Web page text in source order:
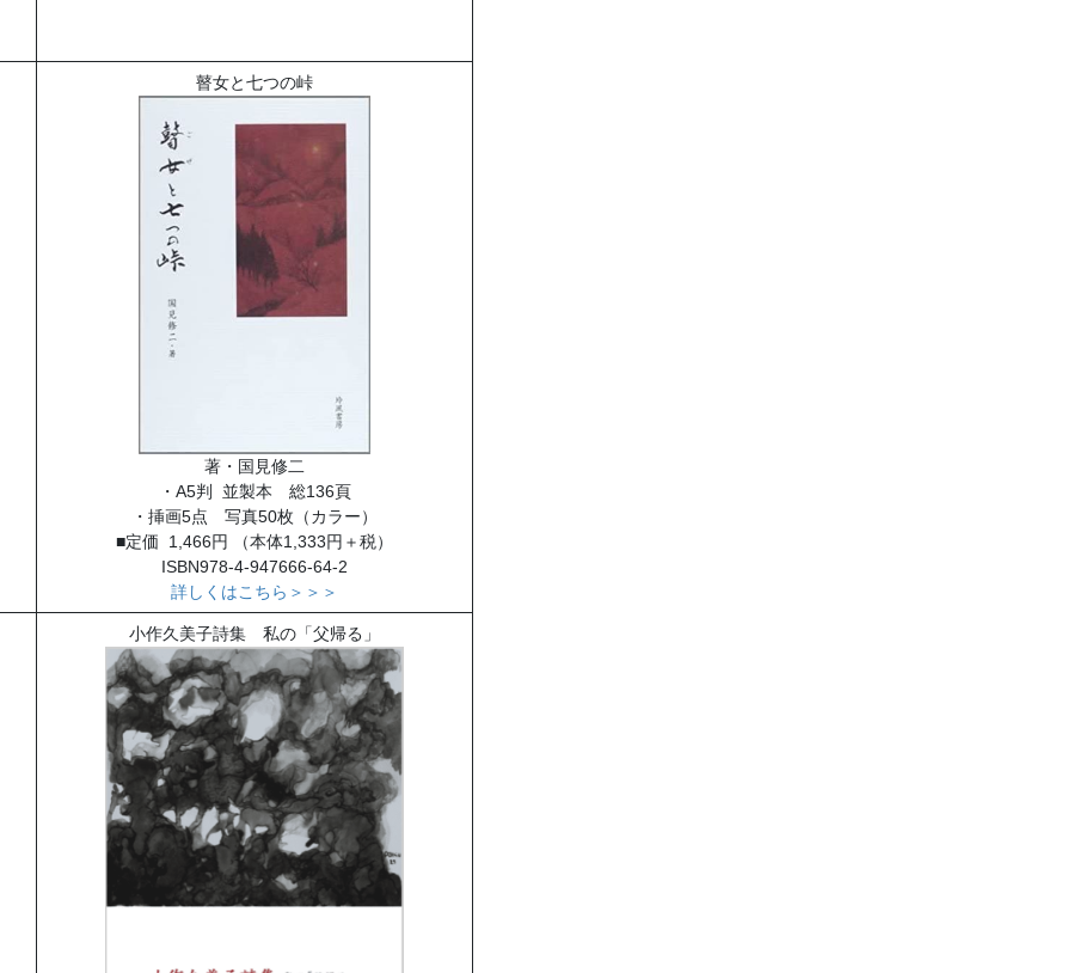
瞽女と七つの峠
著・国見修二
・A5判 並製本 総136頁
・挿画5点 写真50枚（カラー）
■定価 1,466円 （本体1,333円＋税）
ISBN978-4-947666-64-2
詳しくはこちら＞＞＞
小作久美子詩集 私の「父帰る」